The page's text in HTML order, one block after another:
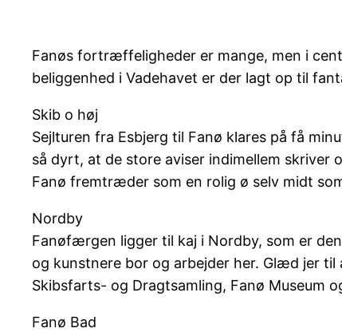
Fanøs fortræffeligheder er mange, men i
beliggenhed i Vadehavet er der lagt op til
Skib o høj
Sejlturen fra Esbjerg til Fanø klares på få
så dyrt, at de store aviser indimellem skriver
Fanø fremtræder som en rolig ø selv midt
Nordby
Fanøfærgen ligger til kaj i Nordby, som er
og kunstnere bor og arbejder her. Glæd jer
Skibsfarts- og Dragtsamling, Fanø Museum
Fanø Bad